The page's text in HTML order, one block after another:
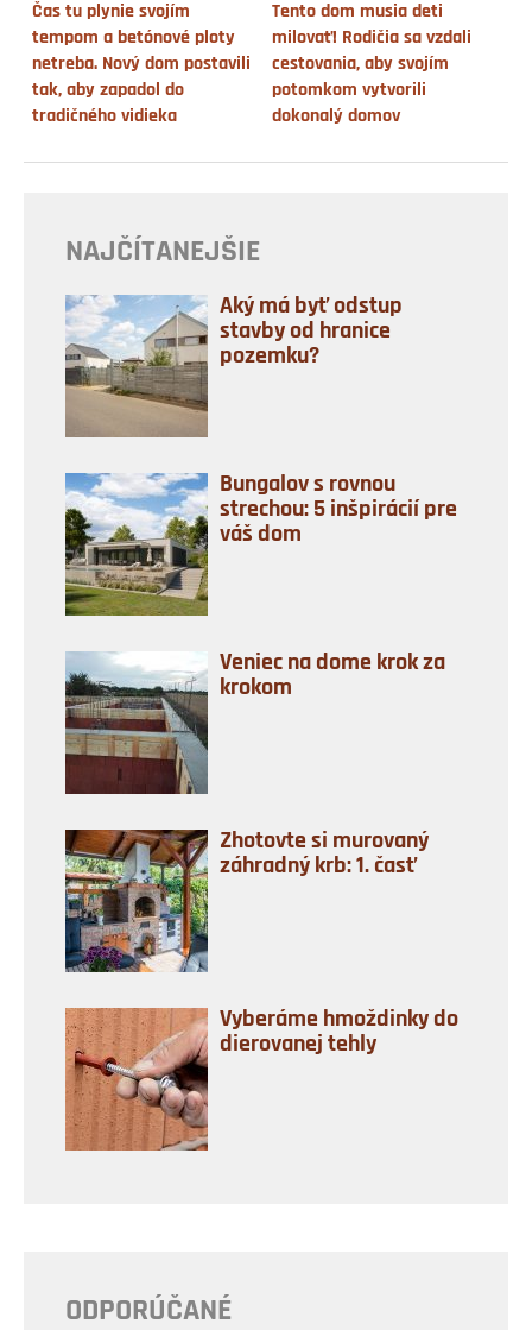
Čas tu plynie svojím
tempom a betónové ploty
netreba. Nový dom postavili
tak, aby zapadol do
tradičného vidieka
Tento dom musia deti
milovať! Rodičia sa vzdali
cestovania, aby svojím
potomkom vytvorili
dokonalý domov
NAJČÍTANEJŠIE
Aký má byť odstup
stavby od hranice
pozemku?
Bungalov s rovnou
strechou: 5 inšpirácií pre
váš dom
Veniec na dome krok za
krokom
Zhotovte si murovaný
záhradný krb: 1. časť
Vyberáme hmoždinky do
dierovanej tehly
ODPORÚČANÉ